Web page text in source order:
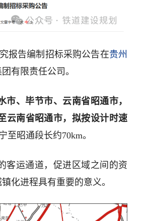
报告编制招标采购公告在贵州
有限责任公司。
市、毕节市、云南省昭通市，
云南省昭通市，拟按设计时速
至昭通段长约70km。
客运通道，促进区域之间的资
化进程具有重要的意义。